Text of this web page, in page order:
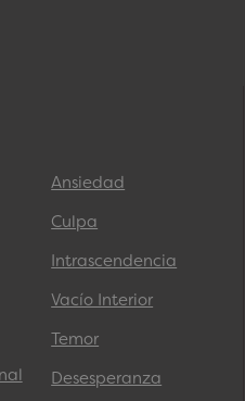
Ansiedad
Culpa
Intrascendencia
Vacío Interior
Temor
Desesperanza